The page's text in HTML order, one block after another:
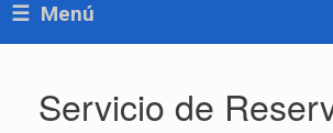
Menú
Servicio de